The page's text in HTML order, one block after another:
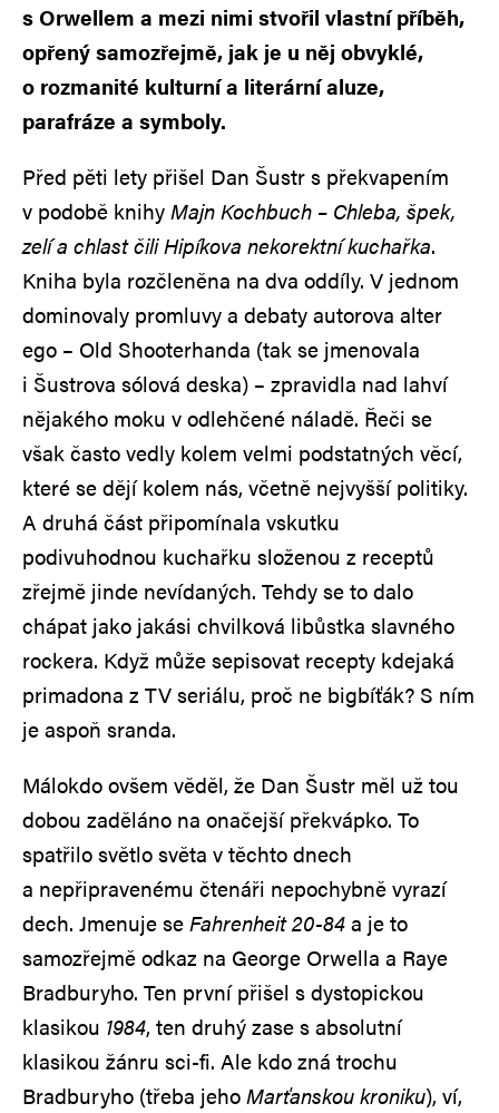
s Orwellem a mezi nimi stvořil vlastní příběh,
opřený samozřejmě, jak je u něj obvyklé,
o rozmanité kulturní a literární aluze,
parafráze a symboly.
Před pěti lety přišel Dan Šustr s překvapením
v podobě knihyMajn Kochbuch – Chleba, špek,
zelí a chlast čili Hipíkova nekorektní kuchařka.
Kniha byla rozčleněna na dva oddíly. V jednom
dominovaly promluvy a debaty autorova alter
ego – Old Shooterhanda (tak se jmenovala
i Šustrova sólová deska) – zpravidla nad lahví
nějakého moku v odlehčené náladě. Řeči se
však často vedly kolem velmi podstatných věcí,
které se dějí kolem nás, včetně nejvyšší politiky.
A druhá část připomínala vskutku
podivuhodnou kuchařku složenou z receptů
zřejmě jinde nevídaných. Tehdy se to dalo
chápat jako jakási chvilková libůstka slavného
rockera. Když může sepisovat recepty kdejaká
primadona z TV seriálu, proč ne bigbíťák? S ním
je aspoň sranda.
Málokdo ovšem věděl, že Dan Šustr měl už tou
dobou zaděláno na onačejší překvápko. To
spatřilo světlo světa v těchto dnech
a nepřipravenému čtenáři nepochybně vyrazí
dech. Jmenuje seFahrenheit 20-84a je to
samozřejmě odkaz na George Orwella a Raye
Bradburyho. Ten první přišel s dystopickou
klasikou 1984, ten druhý zase s absolutní
klasikou žánru sci-fi. Ale kdo zná trochu
Bradburyho (třeba jehoMarťanskou kroniku), ví,